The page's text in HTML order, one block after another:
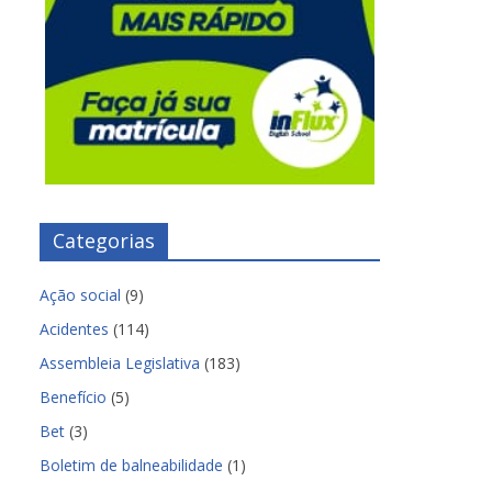
Categorias
Ação social (9)
Acidentes (114)
Assembleia Legislativa (183)
Benefício (5)
Bet (3)
Boletim de balneabilidade (1)